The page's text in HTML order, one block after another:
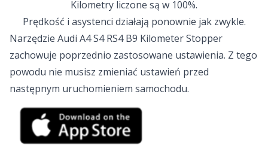
Kilometry liczone są w 100%.
Prędkość i asystenci działają ponownie jak zwykle.
Narzędzie Audi A4 S4 RS4 B9 Kilometer Stopper
zachowuje poprzednio zastosowane ustawienia. Z tego
powodu nie musisz zmieniać ustawień przed
następnym uruchomieniem samochodu.